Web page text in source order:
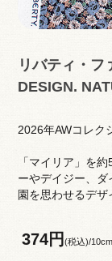
リバティ・フ
DESIGN.
2026年AWコレク
「マイリア」を
ーやデイジー、
園を思わせるデザ
374円 (税込)/